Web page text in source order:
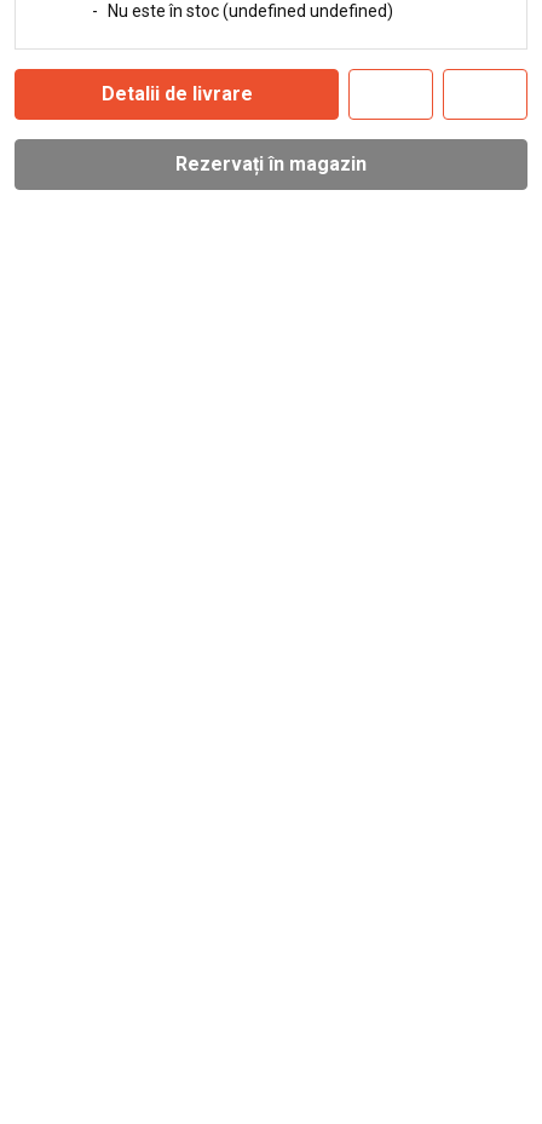
-
Nu este în stoc (undefined undefined)
Detalii de livrare
Rezervați în magazin